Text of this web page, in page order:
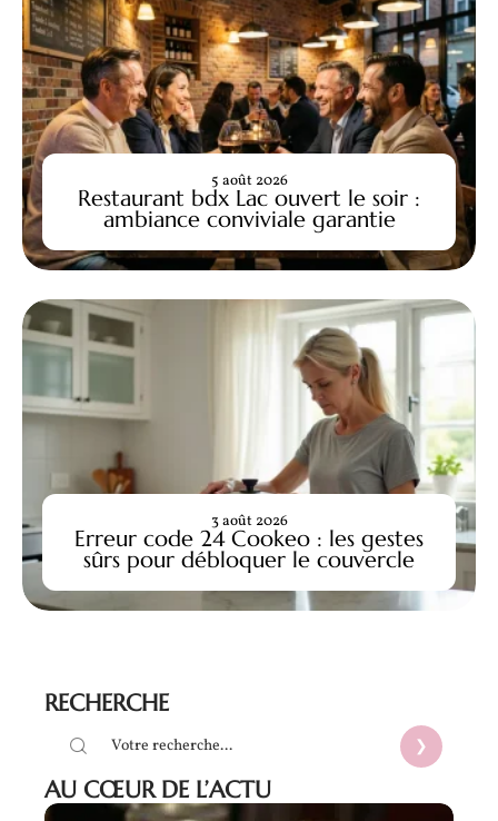
Restaurant bdx Lac ouvert le soir :
ambiance conviviale garantie
5 août 2026
Erreur code 24 Cookeo : les gestes
sûrs pour débloquer le couvercle
3 août 2026
RECHERCHE
AU CŒUR DE L’ACTU